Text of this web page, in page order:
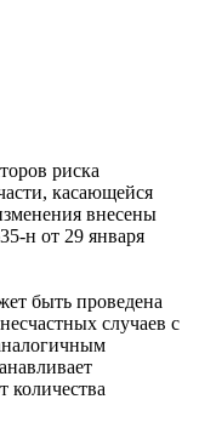
риска
касающейся
внесены
н от 29 января
быть проведена
случаев с
количества